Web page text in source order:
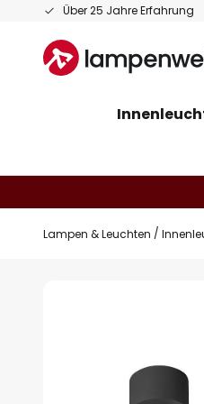
Über 25 Jahre Erfahrung
Zum
springen
Lampen & Leuchten